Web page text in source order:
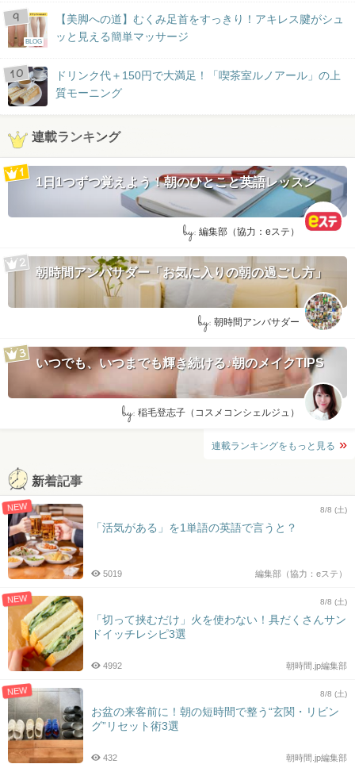
BLOG
【美脚への道】むくみ足首をすっきり！アキレス腱がシュ
ッと見える簡単マッサージ
ドリンク代＋150円で大満足！「喫茶室ルノアール」の上
質モーニング
連載ランキング
1日1つずつ覚えよう！朝のひとこと英語レッスン
by: 編集部（協力：eステ）
朝時間アンバサダー「お気に入りの朝の過ごし方」
by: 朝時間アンバサダー
いつでも、いつまでも輝き続ける♪朝のメイクTIPS
by: 稲毛登志子（コスメコンシェルジュ）
連載ランキングをもっと見る
新着記事
NEW 8/8 (土)
「活気がある」を1単語の英語で言うと？
編集部（協力：eステ）
5019
NEW 8/8 (土)
「切って挟むだけ」火を使わない！具だくさんサン
ドイッチレシピ3選
朝時間.jp編集部
4992
NEW 8/8 (土)
お盆の来客前に！朝の短時間で整う“玄関・リビン
グ”リセット術3選
朝時間.jp編集部
432